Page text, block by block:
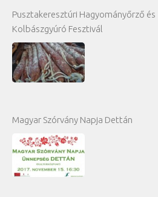
Pusztakeresztúri Hagyományőrző és
Kolbászgyúró Fesztivál
Magyar Szórvány Napja Dettán